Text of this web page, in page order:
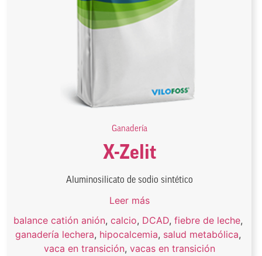
Ganadería
X-Zelit
Aluminosilicato de sodio sintético
Leer más
balance catión anión, calcio, DCAD, fiebre de leche,
ganadería lechera, hipocalcemia, salud metabólica,
vaca en transición, vacas en transición